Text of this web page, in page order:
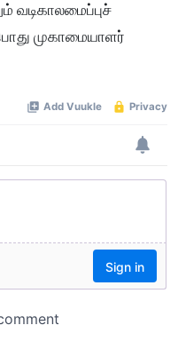
வடிகாலமைப்புச்
முகாமையாளர்